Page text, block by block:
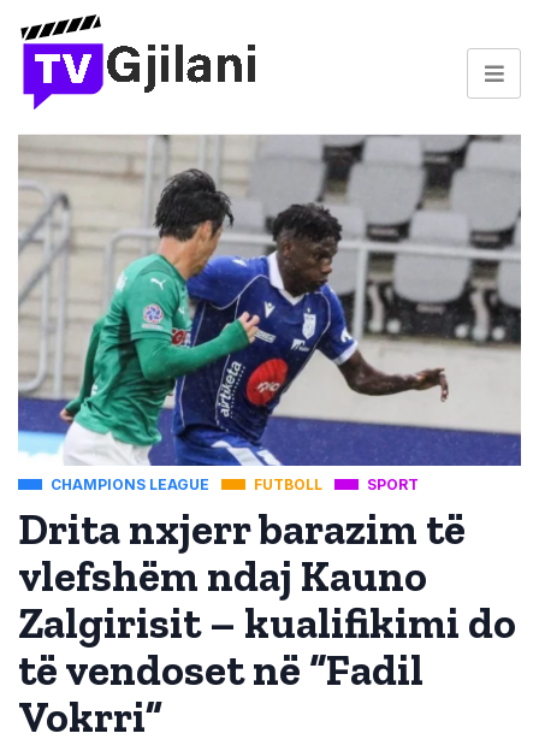
CHAMPIONS LEAGUE FUTBOLL SPORT
Drita nxjerr barazim të
vlefshëm ndaj Kauno
Zalgirisit – kualifikimi do
të vendoset në “Fadil
Vokrri”